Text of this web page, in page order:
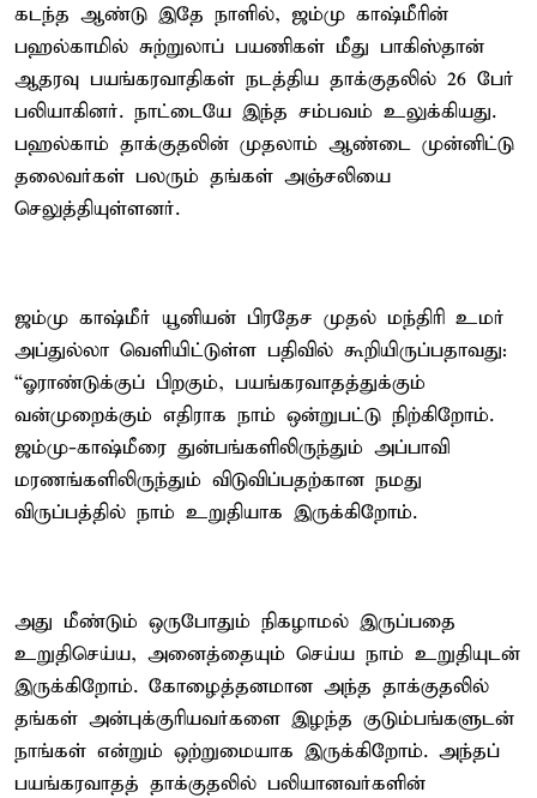
கடந்த ஆண்டு இதே நாளில், ஜம்மு காஷ்மீரின்
பஹல்காமில் சுற்றுலாப் பயணிகள் மீது பாகிஸ்தான்
ஆதரவு பயங்கரவாதிகள் நடத்திய தாக்குதலில் 26 பேர்
பலியாகினர். நாட்டையே இந்த சம்பவம் உலுக்கியது.
பஹல்காம் தாக்குதலின் முதலாம் ஆண்டை முன்னிட்டு
தலைவர்கள் பலரும் தங்கள் அஞ்சலியை
செலுத்தியுள்ளனர்.
ஜம்மு காஷ்மீர் யூனியன் பிரதேச முதல் மந்திரி உமர்
அப்துல்லா வெளியிட்டுள்ள பதிவில் கூறியிருப்பதாவது:
“ஓராண்டுக்குப் பிறகும், பயங்கரவாதத்துக்கும்
வன்முறைக்கும் எதிராக நாம் ஒன்றுபட்டு நிற்கிறோம்.
ஜம்மு-காஷ்மீரை துன்பங்களிலிருந்தும் அப்பாவி
மரணங்களிலிருந்தும் விடுவிப்பதற்கான நமது
விருப்பத்தில் நாம் உறுதியாக இருக்கிறோம்.
அது மீண்டும் ஒருபோதும் நிகழாமல் இருப்பதை
உறுதிசெய்ய, அனைத்தையும் செய்ய நாம் உறுதியுடன்
இருக்கிறோம். கோழைத்தனமான அந்த தாக்குதலில்
தங்கள் அன்புக்குரியவர்களை இழந்த குடும்பங்களுடன்
நாங்கள் என்றும் ஒற்றுமையாக இருக்கிறோம். அந்தப்
பயங்கரவாதத் தாக்குதலில் பலியானவர்களின்